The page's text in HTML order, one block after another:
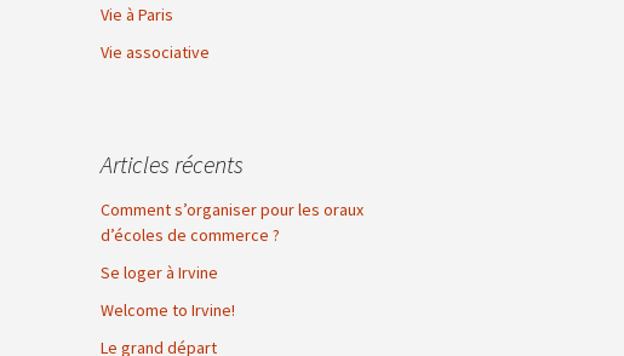
Vie à Paris
Vie associative
Articles récents
Comment s’organiser pour les oraux
d’écoles de commerce ?
Se loger à Irvine
Welcome to Irvine!
Le grand départ